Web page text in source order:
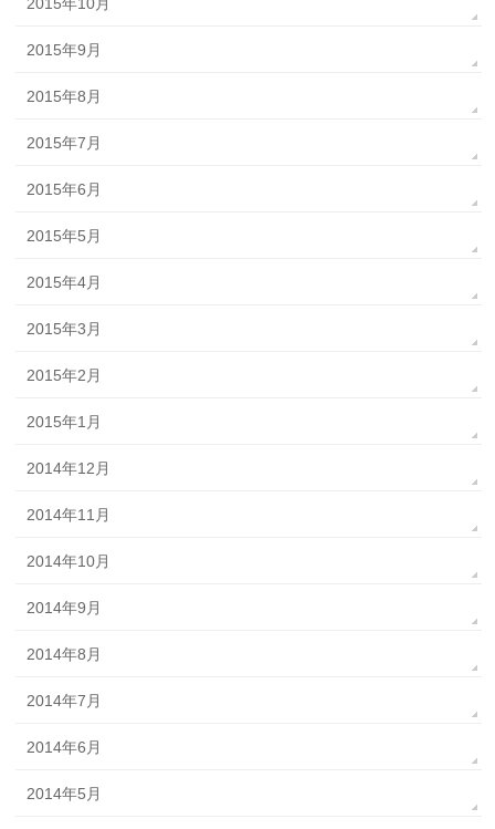
2015年9月
2015年8月
2015年7月
2015年6月
2015年5月
2015年4月
2015年3月
2015年2月
2015年1月
2014年12月
2014年11月
2014年10月
2014年9月
2014年8月
2014年7月
2014年6月
2014年5月